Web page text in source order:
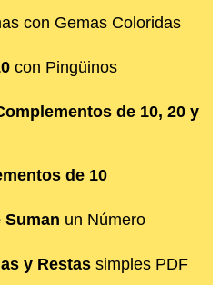
con Gemas Coloridas
con Pingüinos
de 10, 20 y
de 10
un Número
y Restas simples PDF